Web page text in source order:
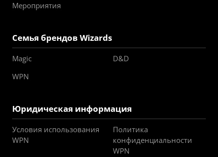
Мероприятия
Семья брендов Wizards
Magic
D&D
WPN
Юридическая информация
Условия использования
WPN
Политика
конфиденциальности
WPN